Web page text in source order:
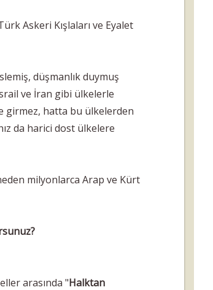
Askeri Kışlaları ve Eyalet
düşmanlık duymuş
ve İran gibi ülkelerle
girmez, hatta bu ülkelerden
da harici dost ülkelere
milyonlarca Arap ve Kürt
arasında "Halktan